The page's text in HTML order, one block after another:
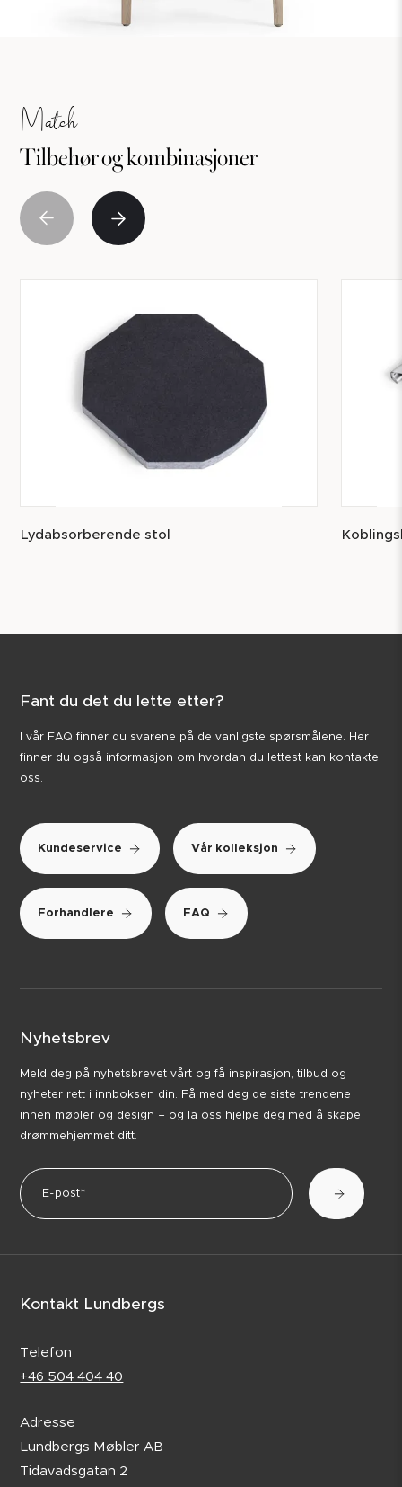
Match
Tilbehør og kombinasjoner
Lydabsorberende stol
Fant du det du lette etter?
I vår FAQ finner du svarene på de vanligste spørsmålene. Her
finner du også informasjon om hvordan du lettest kan kontakte
oss.
Kundeservice Vår kolleksjon
Forhandlere FAQ
Nyhetsbrev
Meld deg på nyhetsbrevet vårt og få inspirasjon, tilbud og
nyheter rett i innboksen din. Få med deg de siste trendene
innen møbler og design – og la oss hjelpe deg med å skape
drømmehjemmet ditt.
Kontakt Lundbergs
Telefon
+46 504 404 40
Adresse
Lundbergs Møbler AB
Tidavadsgatan 2